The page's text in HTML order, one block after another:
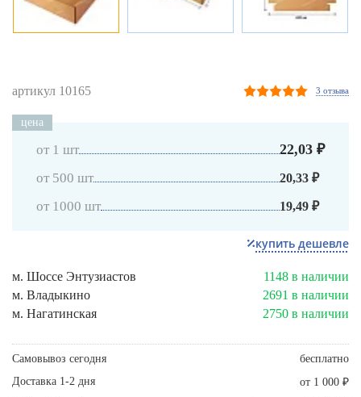
артикул 10165 3 отзыва
цена
от 1 шт 22,03 ₽
от 500 шт 20,33 ₽
от 1000 шт 19,49 ₽
купить дешевле
м. Шоссе Энтузиастов
1148 в наличии
м. Владыкино
2691 в наличии
м. Нагатинская
2750 в наличии
Самовывоз сегодня
бесплатно
Доставка 1-2 дня
от 1 000 ₽